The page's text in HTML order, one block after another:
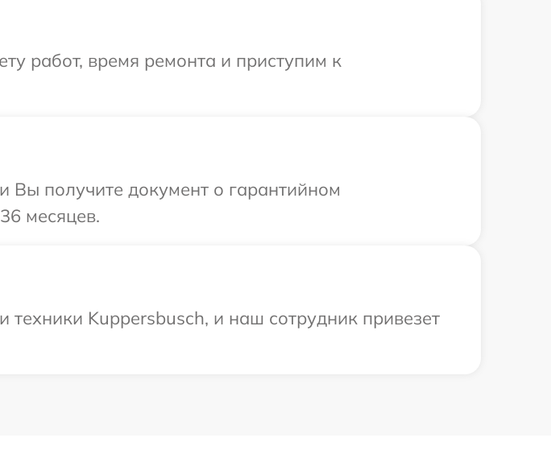
работ, время ремонта и приступим к
Вы получите документ о гарантийном
месяцев.
Kuppersbusch, и наш сотрудник привезет